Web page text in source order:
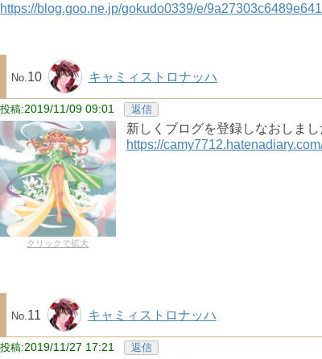
https://blog.goo.ne.jp/gokudo0339/e/
10 キャミィストロナッハ
2019/11/09 09:01 返信
クリックで拡大
新しくブログを登録しなおしま
https://
11 キャミィストロナッハ
2019/11/27 17:21 返信